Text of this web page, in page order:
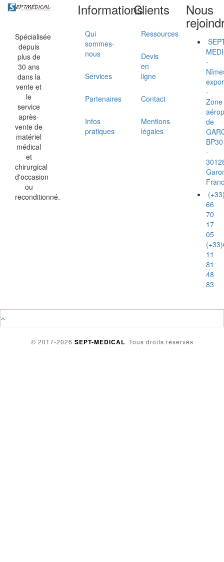
Spécialisée
depuis
plus de
30 ans
dans la
vente et
le
service
après-
vente de
matériel
médical
et
chirurgical
d'occasion
ou
reconditionné.
Informations
Qui
sommes-
nous
Services
Partenaires
Infos
pratiques
Clients
Ressources
Devis
en
ligne
Contact
Mentions
légales
Nous
-
-
Zone
de
BP30
-
66
70
17
05
11
81
48
83
© 2017-2026 SEPT-MEDICAL. Tous droits réservés